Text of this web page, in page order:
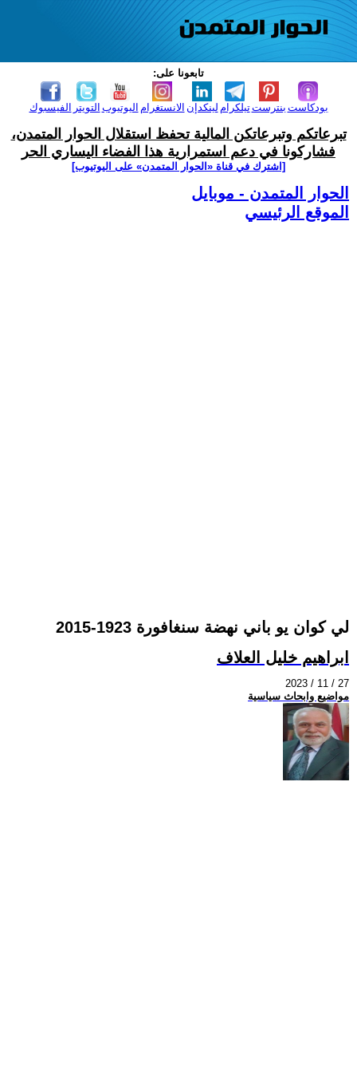
تابعونا على:
الفيسبوك التويتر اليوتيوب الانستغرام لينكدإن تيلكرامبنترست بودكاست
تبرعاتكم وتبرعاتكن المالية تحفظ استقلال الحوار المتمدن،
فشاركونا في دعم استمرارية هذا الفضاء اليساري الحر
[اشترك في قناة ‫«الحوار المتمدن» على اليوتيوب]
الحوار المتمدن - موبايل
الموقع الرئيسي
لي كوان يو باني نهضة سنغافورة 1923-2015
ابراهيم خليل العلاف
2023 / 11 / 27
مواضيع وابحاث سياسية